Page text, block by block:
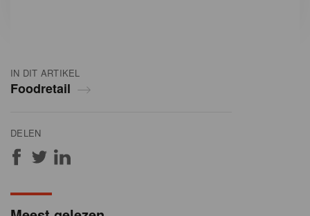
IN DIT ARTIKEL
Foodretail
DELEN